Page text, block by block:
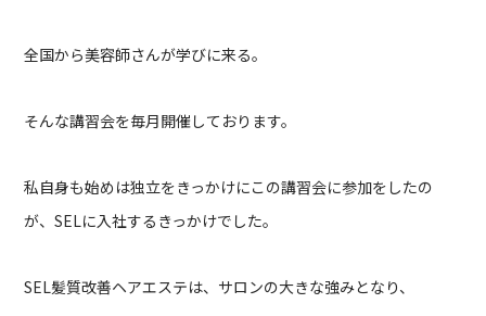
全国から美容師さんが学びに来る。
そんな講習会を毎月開催しております。
私自身も始めは独立をきっかけにこの講習会に参加をしたの
が、SELに入社するきっかけでした。
SEL髪質改善ヘアエステは、サロンの大きな強みとなり、